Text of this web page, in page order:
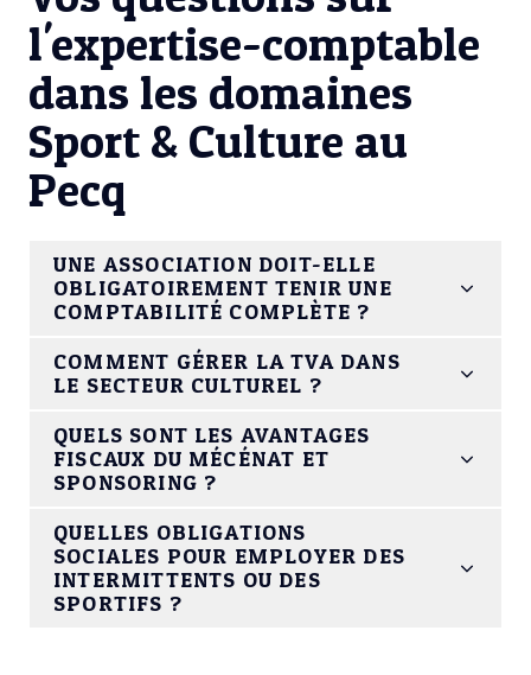
l'expertise-comptable
dans les domaines
Sport & Culture au
Pecq
UNE ASSOCIATION DOIT-ELLE
OBLIGATOIREMENT TENIR UNE
COMPTABILITÉ COMPLÈTE ?
COMMENT GÉRER LA TVA DANS
LE SECTEUR CULTUREL ?
QUELS SONT LES AVANTAGES
FISCAUX DU MÉCÉNAT ET
SPONSORING ?
QUELLES OBLIGATIONS
SOCIALES POUR EMPLOYER DES
INTERMITTENTS OU DES
SPORTIFS ?